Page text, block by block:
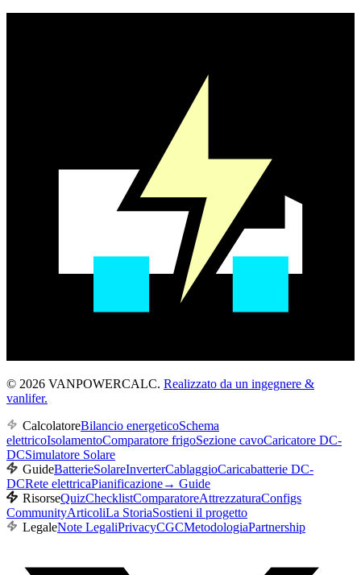
© 2026 VANPOWERCALC. Realizzato da un ingegnere &
vanlifer.
CalcolatoreBilancio energeticoSchema
elettricoIsolamentoComparatore frigoSezione cavoCaricatore DC-
DCSimulatore Solare
GuideBatterieSolareInverterCablaggioCaricabatterie DC-
DCRete elettricaPianificazione→ Guide
RisorseQuizChecklistComparatoreAttrezzaturaConfigs
CommunityArticoliLa StoriaSostieni il progetto
LegaleNote LegaliPrivacyCGCMetodologiaPartnership